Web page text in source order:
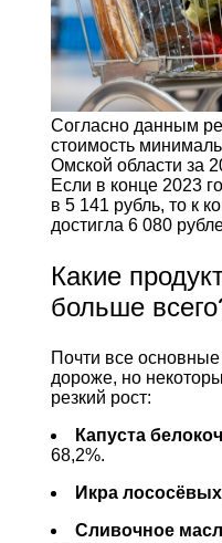
Согласно данным
стоимость
Омской области за
Если в конце 2023
в 5 141 рубль, то к
достигла 6 080
Какие
больше
Почти все
дороже, но
резкий рост:
Капуста
68,2%.
Икра
Сливочное